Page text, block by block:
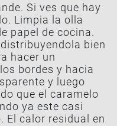
Si ves que hay
Limpia la olla
papel de cocina.
bien
hacer un
bordes y hacia
y luego
que el caramelo
ya este casi
El calor residual en